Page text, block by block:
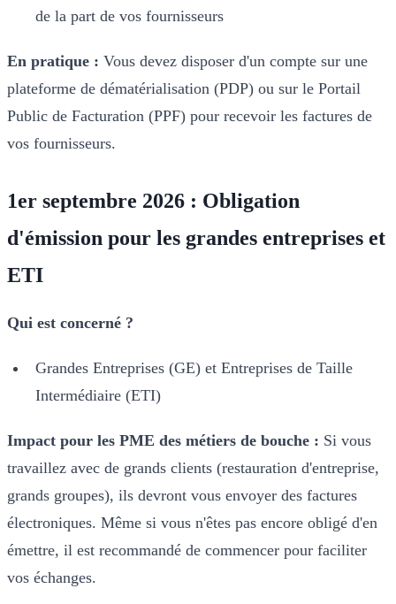
de la part de vos fournisseurs
En pratique : Vous devez disposer d'un compte sur une
plateforme de dématérialisation (PDP) ou sur le Portail
Public de Facturation (PPF) pour recevoir les factures de
vos fournisseurs.
1er septembre 2026 : Obligation
d'émission pour les grandes entreprises et
ETI
Qui est concerné ?
Grandes Entreprises (GE) et Entreprises de Taille
Intermédiaire (ETI)
Impact pour les PME des métiers de bouche : Si vous
travaillez avec de grands clients (restauration d'entreprise,
grands groupes), ils devront vous envoyer des factures
électroniques. Même si vous n'êtes pas encore obligé d'en
émettre, il est recommandé de commencer pour faciliter
vos échanges.